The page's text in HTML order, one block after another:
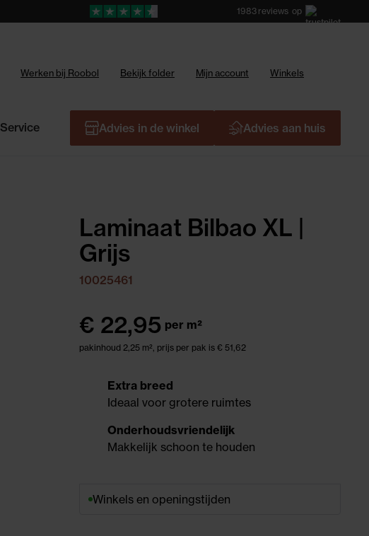
1983 reviews op
Werken bij Roobol Bekijk folder Mijn account Winkels
Service Advies aan huis
Advies in de winkel
Laminaat Bilbao XL |
Grijs
10025461
€ 22,95 per m²
pakinhoud 2,25 m², prijs per pak is € 51,62
Extra breed
Ideaal voor grotere ruimtes
Onderhoudsvriendelijk
Makkelijk schoon te houden
Winkels en openingstijden